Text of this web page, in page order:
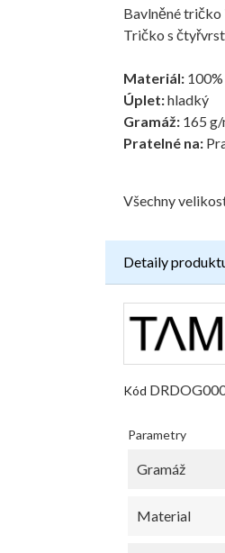
Bavlněné tričko
Tričko s
Materiál:
Úplet:hladký
Gramáž: 165
Pratelné na:
Všechny
Detaily
Kód
Parametry
Gramáž
Material